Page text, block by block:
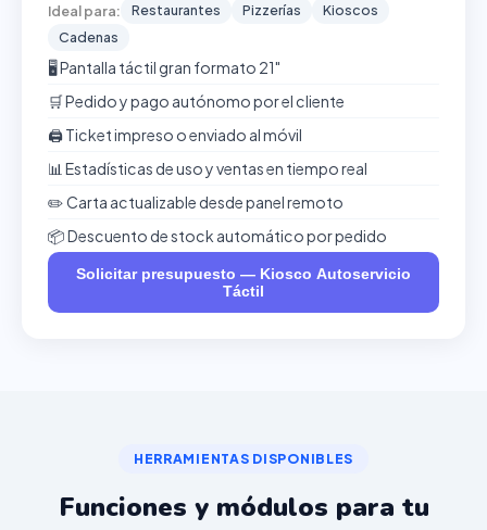
Ideal para: Restaurantes Pizzerías
Kioscos
Cadenas
🖥️ Pantalla táctil gran formato 21"
🛒 Pedido y pago autónomo por el cliente
🖨️ Ticket impreso o enviado al móvil
📊 Estadísticas de uso y ventas en tiempo real
✏️ Carta actualizable desde panel remoto
📦 Descuento de stock automático por pedido
Solicitar presupuesto — Kiosco Autoservicio
Táctil
HERRAMIENTAS DISPONIBLES
Funciones y módulos para tu